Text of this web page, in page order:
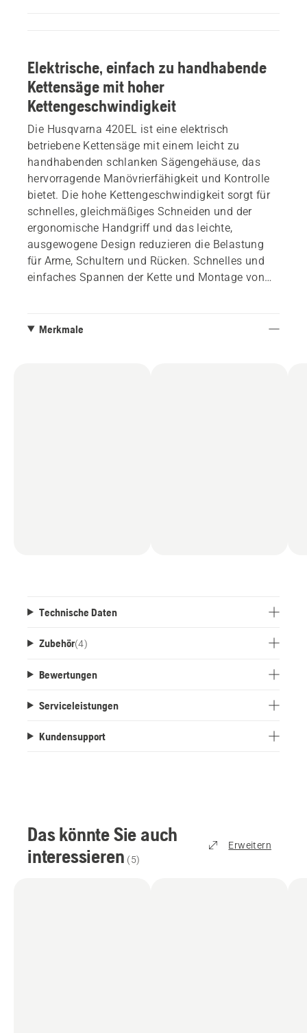
Elektrische, einfach zu handhabende
Kettensäge mit hoher
Kettengeschwindigkeit
Die Husqvarna 420EL ist eine elektrisch
betriebene Kettensäge mit einem leicht zu
handhabenden schlanken Sägengehäuse, das
hervorragende Manövrierfähigkeit und Kontrolle
bietet. Die hohe Kettengeschwindigkeit sorgt für
schnelles, gleichmäßiges Schneiden und der
ergonomische Handgriff und das leichte,
ausgewogene Design reduzieren die Belastung
für Arme, Schultern und Rücken. Schnelles und
einfaches Spannen der Kette und Montage von
in Innenräumen und Handwerker.
Merkmale
Technische Daten
Zubehör(4)
Bewertungen
Serviceleistungen
Kundensupport
Das könnte Sie auch
interessieren (5)
Erweitern